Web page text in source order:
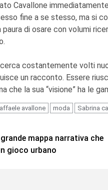
Cavallone
fine a se stesso, ma si
di osare con volumi
costantemente volti
un racconto. Essere
che la sua “visione” ha le
avallone moda Sabrina
grande mappa narrativa che
gioco urbano